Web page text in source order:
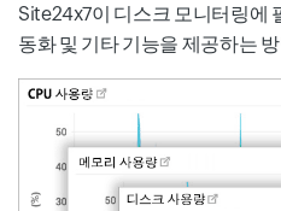
Site24x7이 디스크 모니터링에
동화 및 기타 기능을 제공하는